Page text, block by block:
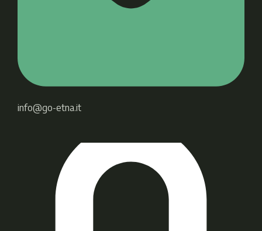
info@go-etna.it